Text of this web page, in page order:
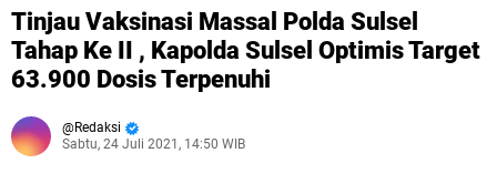
Tinjau Vaksinasi Massal Polda Sulsel
Tahap Ke II , Kapolda Sulsel Optimis Target
63.900 Dosis Terpenuhi
Redaksi
Sabtu, 24 Juli 2021, 14:50 WIB